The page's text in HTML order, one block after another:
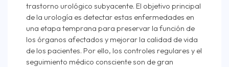
trastorno urológico subyacente. El objetivo principal
de la urología es detectar estas enfermedades en
una etapa temprana para preservar la función de
los órganos afectados y mejorar la calidad de vida
de los pacientes. Por ello, los controles regulares y el
seguimiento médico consciente son de gran